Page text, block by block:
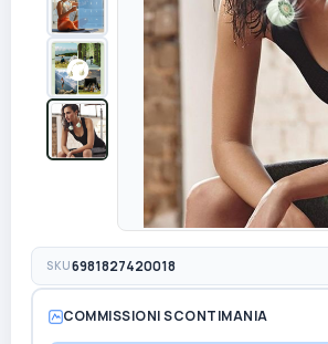
SKU6981827420018
COMMISSIONI SCONTIMANIA